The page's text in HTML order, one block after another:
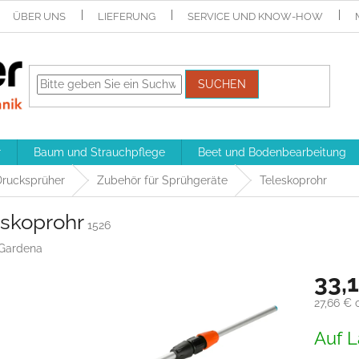
ÜBER UNS LIEFERUNG SERVICE UND KNOW-HOW
SUCHEN
Baum und Strauchpflege Beet und Bodenbearbeitung
Zubehör für Sprühgeräte Teleskoprohr
1526
27,66 €
Auf